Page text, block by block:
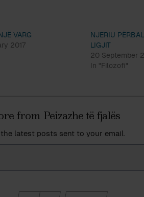
VARG
2017
NJERIU
LIGJIT
20 September
In "Filozofi"
from Peizazhe të fjalës
latest posts sent to your email.